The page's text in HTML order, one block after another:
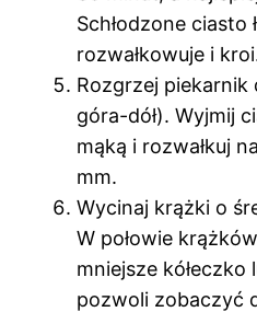
Schłodzone ciasto
rozwałkowuje i
Rozgrzej piekarnik
góra-dół). Wyjmij
mąką i rozwałkuj
mm.
Wycinaj krążki o
W połowie
mniejsze kółeczko
pozwoli zobaczyć